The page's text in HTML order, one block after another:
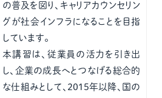
の普及を図り、キャリアカウンセリン
グが社会インフラになることを目指
しています。
本講習は、従業員の活力を引き出
し、企業の成長へとつなげる総合的
な仕組みとして、2015年以降、国の